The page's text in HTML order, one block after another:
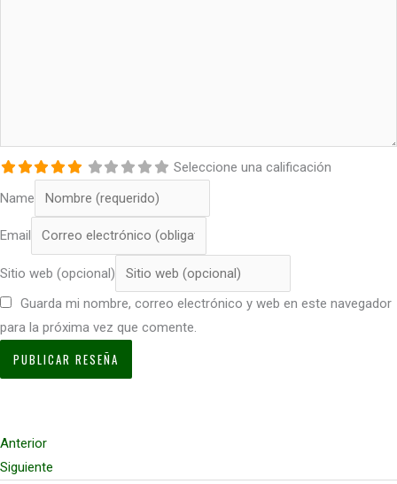
Seleccione una calificación
Name
Email
Sitio web (opcional)
Guarda mi nombre, correo electrónico y web en este navegador
para la próxima vez que comente.
Anterior
Siguiente